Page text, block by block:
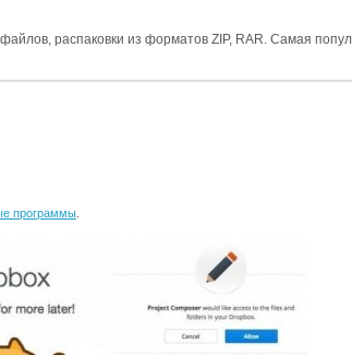
распаковки из форматов ZIP, RAR. Самая
программы